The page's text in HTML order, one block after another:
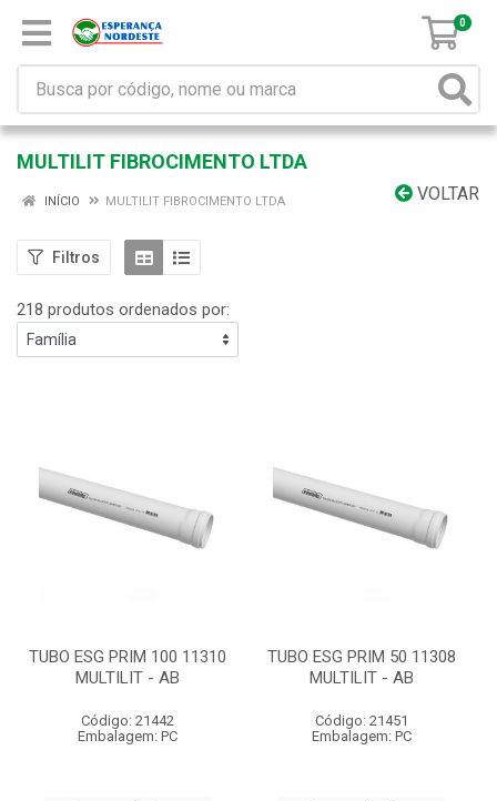
0
MULTILIT FIBROCIMENTO LTDA
VOLTAR
INÍCIO MULTILIT FIBROCIMENTO LTDA
Filtros
218 produtos ordenados por:
TUBO ESG PRIM 100 11310
MULTILIT - AB
Código: 21442
Embalagem: PC
TUBO ESG PRIM 50 11308
MULTILIT - AB
Código: 21451
Embalagem: PC